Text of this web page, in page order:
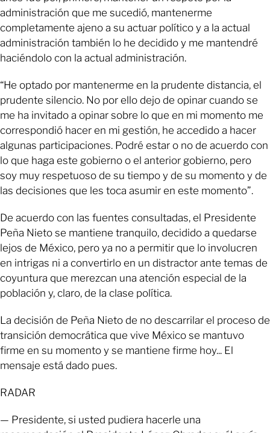
administración que me sucedió, mantenerme
completamente ajeno a su actuar político y a la actual
administración también lo he decidido y me mantendré
haciéndolo con la actual administración.
“He optado por mantenerme en la prudente distancia, el
prudente silencio. No por ello dejo de opinar cuando se
me ha invitado a opinar sobre lo que en mi momento me
correspondió hacer en mi gestión, he accedido a hacer
algunas participaciones. Podré estar o no de acuerdo con
lo que haga este gobierno o el anterior gobierno, pero
soy muy respetuoso de su tiempo y de su momento y de
las decisiones que les toca asumir en este momento”.
De acuerdo con las fuentes consultadas, el Presidente
Peña Nieto se mantiene tranquilo, decidido a quedarse
lejos de México, pero ya no a permitir que lo involucren
en intrigas ni a convertirlo en un distractor ante temas de
coyuntura que merezcan una atención especial de la
población y, claro, de la clase política.
La decisión de Peña Nieto de no descarrilar el proceso de
transición democrática que vive México se mantuvo
firme en su momento y se mantiene firme hoy... El
mensaje está dado pues.
RADAR
— Presidente, si usted pudiera hacerle una